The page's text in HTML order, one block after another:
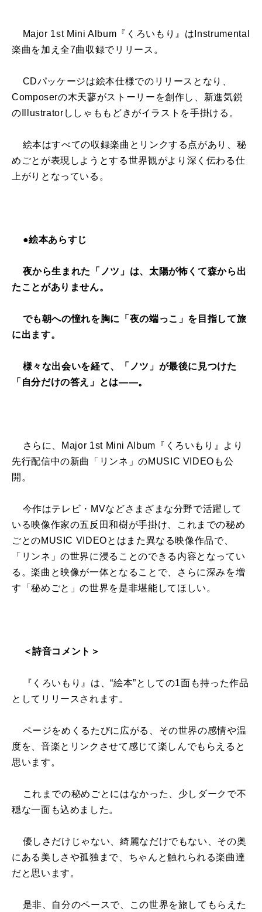
Major 1st Mini Album『くろいもり』はInstrumental
楽曲を加え全7曲収録でリリース。
CDパッケージは絵本仕様でのリリースとなり、
Composerの木天蓼がストーリーを創作し、新進気鋭
のIllustratorししゃももどきがイラストを手掛ける。
絵本はすべての収録楽曲とリンクする点があり、秘
めごとが表現しようとする世界観がより深く伝わる仕
上がりとなっている。
●絵本あらすじ
夜から生まれた「ノツ」は、太陽が怖くて森から出
たことがありません。
でも朝への憧れを胸に「夜の端っこ」を目指して旅
に出ます。
様々な出会いを経て、「ノツ」が最後に見つけた
「自分だけの答え」とは――。
さらに、Major 1st Mini Album『くろいもり』より
先行配信中の新曲「リンネ」のMUSIC VIDEOも公
開。
今作はテレビ・MVなどさまざまな分野で活躍して
いる映像作家の五反田和樹が手掛け、これまでの秘め
ごとのMUSIC VIDEOとはまた異なる映像作品で、
「リンネ」の世界に浸ることのできる内容となってい
る。楽曲と映像が一体となることで、さらに深みを増
す「秘めごと」の世界を是非堪能してほしい。
＜詩音コメント＞
『くろいもり』は、“絵本”としての1面も持った作品
としてリリースされます。
ページをめくるたびに広がる、その世界の感情や温
度を、音楽とリンクさせて感じて楽しんでもらえると
思います。
これまでの秘めごとにはなかった、少しダークで不
穏な一面も込めました。
優しさだけじゃない、綺麗なだけでもない、その奥
にある美しさや孤独まで、ちゃんと触れられる楽曲達
だと思います。
是非、自分のペースで、この世界を旅してもらえた